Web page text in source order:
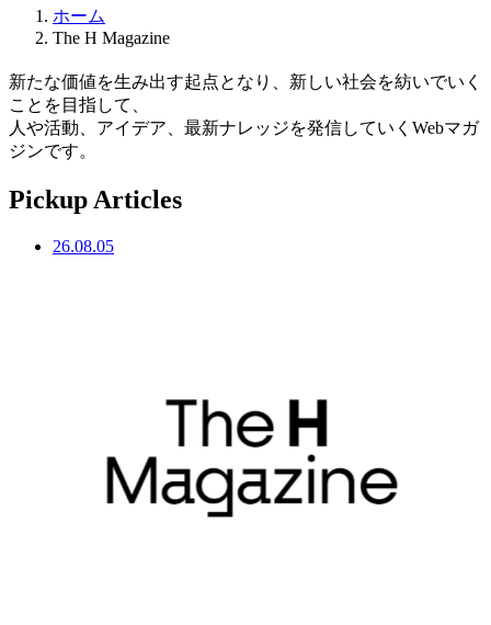
ホーム
The H Magazine
新たな価値を生み出す起点となり、新しい社会を紡いでいく
ことを目指して、
人や活動、アイデア、最新ナレッジを発信していくWebマガ
ジンです。
Pickup Articles
26.08.05